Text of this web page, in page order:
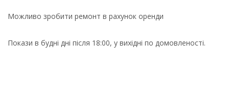
Можливо зробити ремонт в рахунок оренди
Покази в будні дні після 18:00, у вихідні по домовленості.